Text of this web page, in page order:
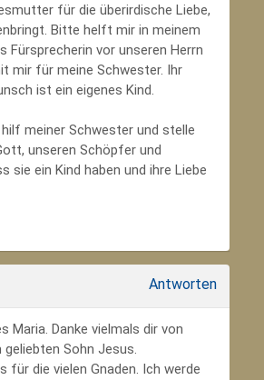
für die überirdische Liebe,
Bitte helft mir in meinem
Fürsprecherin vor unseren Herrn
mir für meine Schwester. Ihr
ist ein eigenes Kind.
meiner Schwester und stelle
unseren Schöpfer und
sie ein Kind haben und ihre Liebe
Antworten
Maria. Danke vielmals dir von
geliebten Sohn Jesus.
für die vielen Gnaden. Ich werde